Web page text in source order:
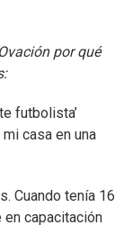
por qué
futbolista’
casa en una
Cuando tenía 16
capacitación